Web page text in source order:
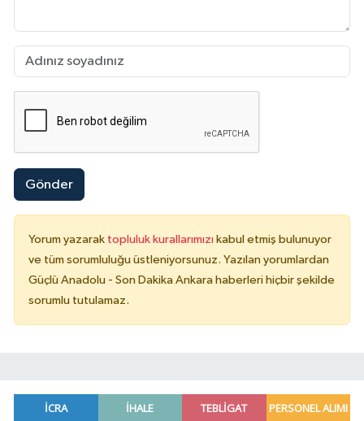
Gönder
Yorum yazarak topluluk kurallarımızı kabul etmiş bulunuyor
ve tüm sorumluluğu üstleniyorsunuz. Yazılan yorumlardan
Güçlü Anadolu - Son Dakika Ankara haberleri hiçbir şekilde
sorumlu tutulamaz.